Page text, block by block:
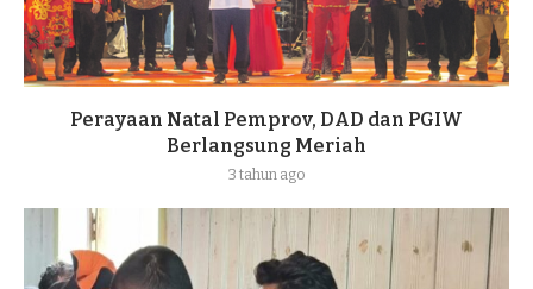
Perayaan Natal Pemprov, DAD dan PGIW
Berlangsung Meriah
3 tahun ago